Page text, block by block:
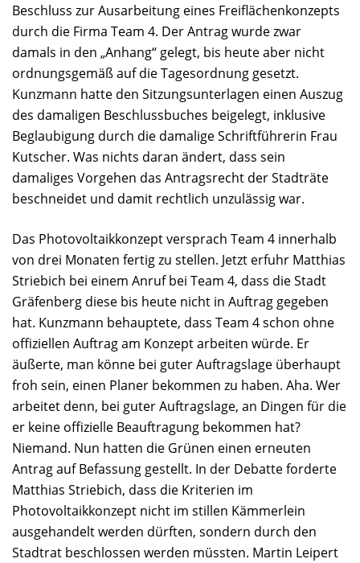
Beschluss zur Ausarbeitung eines Freiflächenkonzepts
durch die Firma Team 4. Der Antrag wurde zwar
damals in den „Anhang“ gelegt, bis heute aber nicht
ordnungsgemäß auf die Tagesordnung gesetzt.
Kunzmann hatte den Sitzungsunterlagen einen Auszug
des damaligen Beschlussbuches beigelegt, inklusive
Beglaubigung durch die damalige Schriftführerin Frau
Kutscher. Was nichts daran ändert, dass sein
damaliges Vorgehen das Antragsrecht der Stadträte
beschneidet und damit rechtlich unzulässig war.
Das Photovoltaikkonzept versprach Team 4 innerhalb
von drei Monaten fertig zu stellen. Jetzt erfuhr Matthias
Striebich bei einem Anruf bei Team 4, dass die Stadt
Gräfenberg diese bis heute nicht in Auftrag gegeben
hat. Kunzmann behauptete, dass Team 4 schon ohne
offiziellen Auftrag am Konzept arbeiten würde. Er
äußerte, man könne bei guter Auftragslage überhaupt
froh sein, einen Planer bekommen zu haben. Aha. Wer
arbeitet denn, bei guter Auftragslage, an Dingen für die
er keine offizielle Beauftragung bekommen hat?
Niemand. Nun hatten die Grünen einen erneuten
Antrag auf Befassung gestellt. In der Debatte forderte
Matthias Striebich, dass die Kriterien im
Photovoltaikkonzept nicht im stillen Kämmerlein
ausgehandelt werden dürften, sondern durch den
Stadtrat beschlossen werden müssten. Martin Leipert